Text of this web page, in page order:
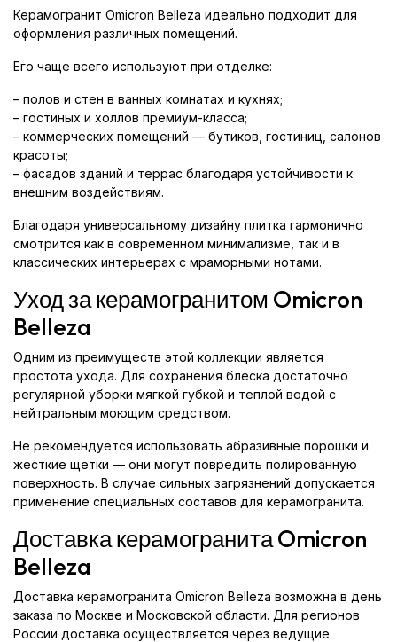
Керамогранит Omicron Belleza идеально подходит для
оформления различных помещений.
Его чаще всего используют при отделке:
– полов и стен в ванных комнатах и кухнях;
– гостиных и холлов премиум-класса;
– коммерческих помещений — бутиков, гостиниц, салонов
красоты;
– фасадов зданий и террас благодаря устойчивости к
внешним воздействиям.
Благодаря универсальному дизайну плитка гармонично
смотрится как в современном минимализме, так и в
классических интерьерах с мраморными нотами.
Уход за керамогранитом Omicron
Belleza
Одним из преимуществ этой коллекции является
простота ухода. Для сохранения блеска достаточно
регулярной уборки мягкой губкой и теплой водой с
нейтральным моющим средством.
Не рекомендуется использовать абразивные порошки и
жесткие щетки — они могут повредить полированную
поверхность. В случае сильных загрязнений допускается
применение специальных составов для керамогранита.
Доставка керамогранита Omicron
Belleza
Доставка керамогранита Omicron Belleza возможна в день
заказа по Москве и Московской области. Для регионов
России доставка осуществляется через ведущие